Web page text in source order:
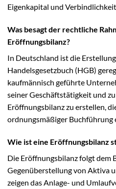
Eigenkapital und
Was besagt der rechtliche
Eröffnungsbilanz?
In Deutschland ist die
Handelsgesetzbuch (HGB)
kaufmännisch geführte
seiner Geschäftstätigkeit und
Eröffnungsbilanz zu erstellen,
ordnungsmäßiger Buchführung
Wie ist eine Eröffnungsbilanz
Die Eröffnungsbilanz folgt dem
Gegenüberstellung von Aktiva
zeigen das Anlage- und